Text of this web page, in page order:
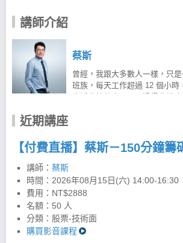
講師介紹
蔡斯
曾經，我跟大多數人一樣，只
班族，每天工作超過 12 個小時
風險管理，在一年內就賠光了
重新鑽研數據。 因股制宜的交
動，背後其實就是「資金流向」
析，整理出了一套能穩健獲利的
法」，不僅幫自己賺回虧損，還
死板的公式硬套在每支股票上，
我的選股核心就是「三主心法」
近期講座
講師： 蔡斯
時間： 2026年08月15日(六) 14:00-16:30
費用：NT$2888
名額：50 人
分類：股票-技術面
購買影音課程